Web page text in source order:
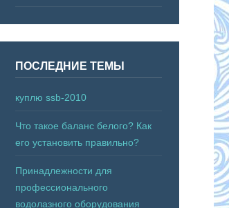
ПОСЛЕДНИЕ ТЕМЫ
куплю ssb-2010
Что такое баланс белого? Как
его установить правильно?
Принадлежности для
профессионального
водолазного оборудования